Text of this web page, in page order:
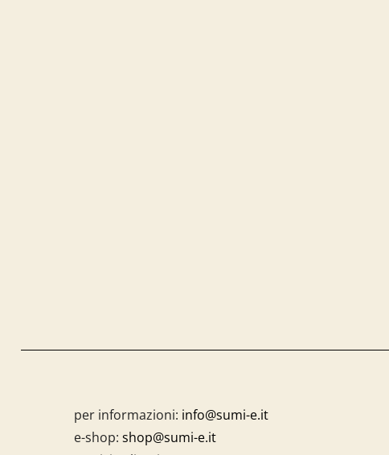
per informazioni: info@sumi-e.it
e-shop: shop@sumi-e.it